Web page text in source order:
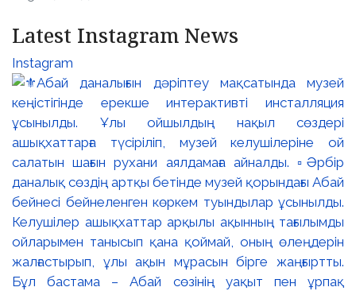
Latest Instagram News
Instagram